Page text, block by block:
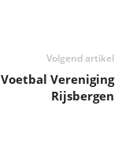
Volgend artikel
Voetbal Vereniging
Rijsbergen